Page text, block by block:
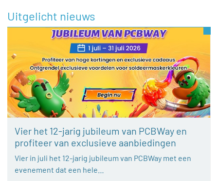
Uitgelicht nieuws
Vier het 12-jarig jubileum van PCBWay en
profiteer van exclusieve aanbiedingen
Vier in juli het 12-jarig jubileum van PCBWay met een
evenement dat een hele…